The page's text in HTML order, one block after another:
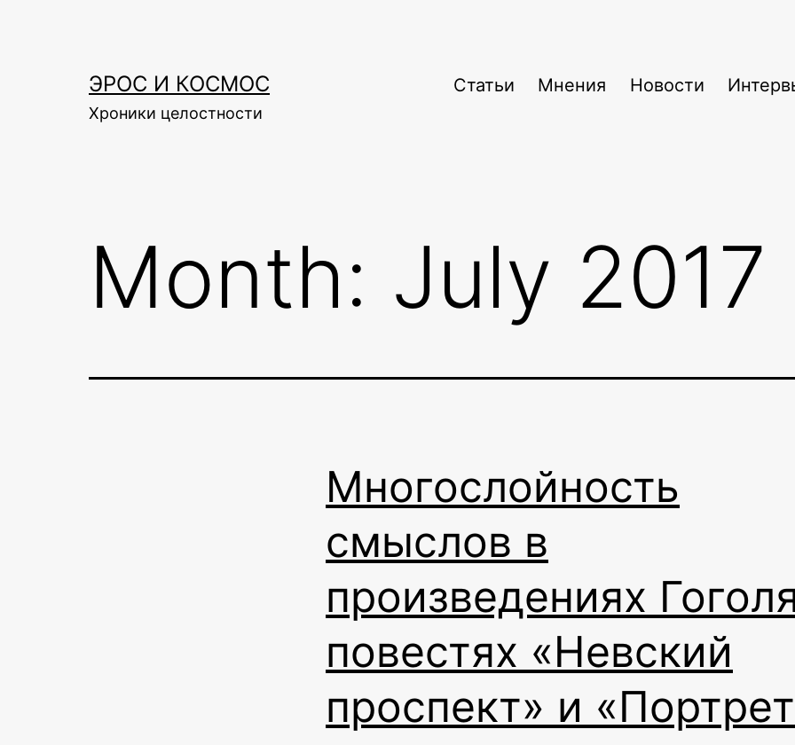
ЭРОС И КОСМОС
Хроники целостности
Статьи Мнения Новости
Month: July 2017
Многослойность
смыслов в
произведениях
повестях «Невский
проспект» и